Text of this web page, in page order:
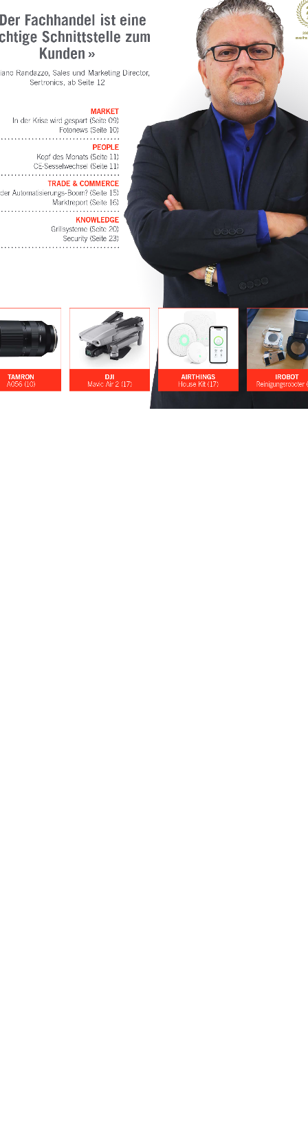
MARKET
In der Krise wird gespart (Seite 09)
Fotonews (Seite 10)
PEOPLE
Kopf des Monats (Seite 11)
CE-Sesselwechsel (Seite 11)
TRADE & COMMERCE
Automatisierungs-Boom? (Seite 15)
Marktreport (Seite 16)
KNOWLEDGE
Grillsysteme (Seite 20)
Security (Seite 23)
Fachhandel ist eine
Schnittstelle zum
Kunden »
Randazzo, Sales und Marketing Director,
Sertronics, ab Seite 12
TAMRON
A056 (10)
DJI
Mavic Air 2 (17)
AIRTHINGS
House Kit (17)
IROBOT
Reinigungsroboter